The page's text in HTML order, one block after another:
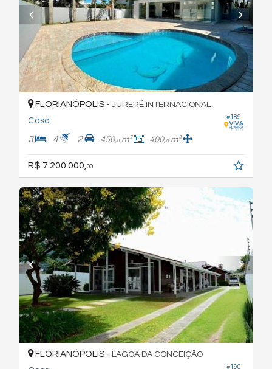
#189
FLORIANÓPOLIS - JURERÊ INTERNACIONAL
Casa
3 4 2 450,0m² 400,0m²
R$ 7.200.000, 00
#190
FLORIANÓPOLIS - LAGOA DA CONCEIÇÃO